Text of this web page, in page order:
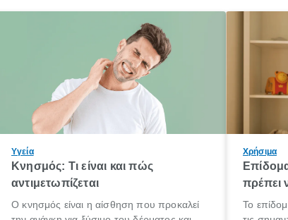
Υγεία
Κνησμός: Τι είναι και πώς
αντιμετωπίζεται
Ο κνησμός είναι η αίσθηση που προκαλεί
Χρήσιμα
πρέπει
Το